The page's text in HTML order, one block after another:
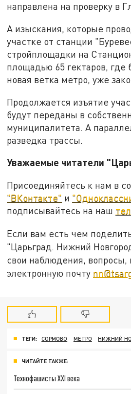
направлена на проверку в
А изыскания, которые
участке от станции
стройплощадки на
площадью 65 гектаров, где
новая ветка метро, уже
Продолжается изъятие
будут переданы в
муниципалитета. А
разведка трассы.
Уважаемые читатели
Присоединяйтесь к нам в
"ВКонтакте" и
подписывайтесь на наш
Если вам есть чем
"Царьград. Нижний
свои наблюдения, вопросы,
электронную почту
ТЕГИ: СОРМОВО МЕТРО НИЖНИЙ
ЧИТАЙТЕ ТАКЖЕ:
Технофашисты XXI века